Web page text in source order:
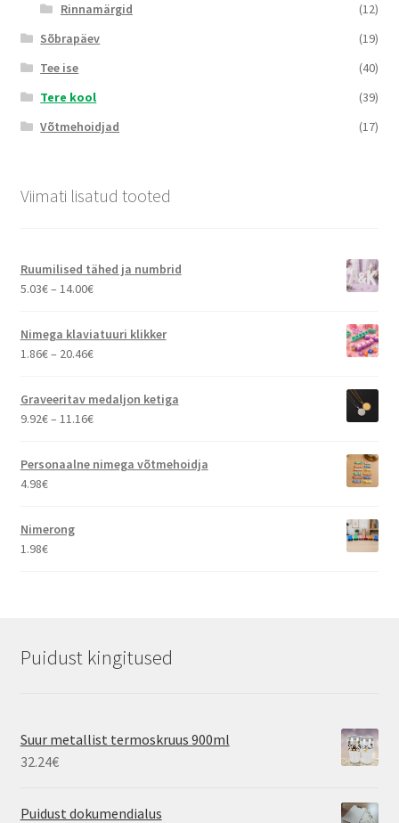
Rinnamärgid
(12)
Sõbrapäev
(19)
Tee ise
(40)
Tere kool
(39)
Võtmehoidjad
(17)
Viimati lisatud tooted
Ruumilised tähed ja numbrid
5.03€– 14.00€Hinnavahemik:
kuni
14.00€
Nimega klaviatuuri klikker
1.86€– 20.46€Hinnavahemik:
kuni
20.46€
Graveeritav medaljon ketiga
9.92€– 11.16€Hinnavahemik:
kuni
11.16€
Personaalne nimega võtmehoidja
4.98€
Nimerong
1.98€
Puidust kingitused
Suur metallist termoskruus 900ml
32.24€
Puidust dokumendialus